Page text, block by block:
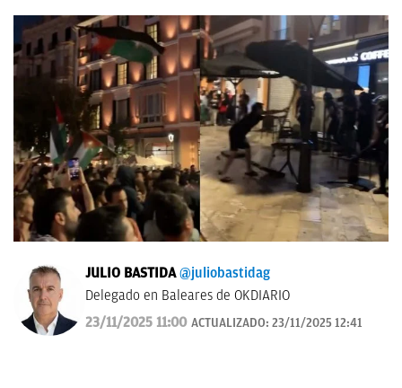
JULIO BASTIDA @juliobastidag
Delegado en Baleares de OKDIARIO
23/11/2025 11:00 ACTUALIZADO: 23/11/2025 12:41